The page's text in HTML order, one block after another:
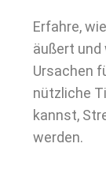
Erfahre,
äußert und
Ursachen
nützliche
kannst,
werden.